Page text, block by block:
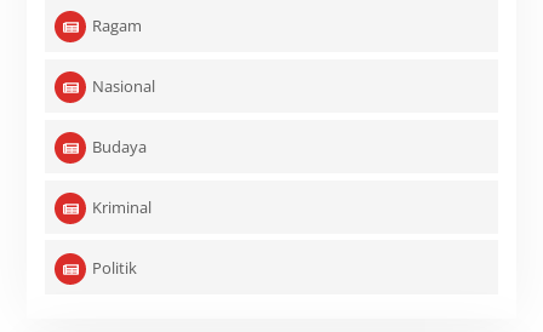
Ragam
Nasional
Budaya
Kriminal
Politik